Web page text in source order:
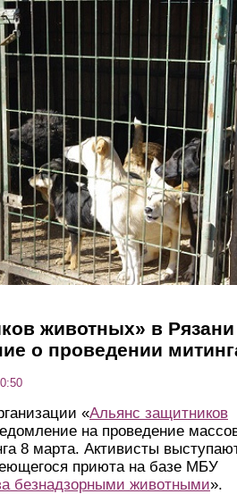
животных» в Рязани
о проведении
«Альянс защитников
на проведение
8 марта. Активисты
приюта на базе МБУ
безнадзорными животными».